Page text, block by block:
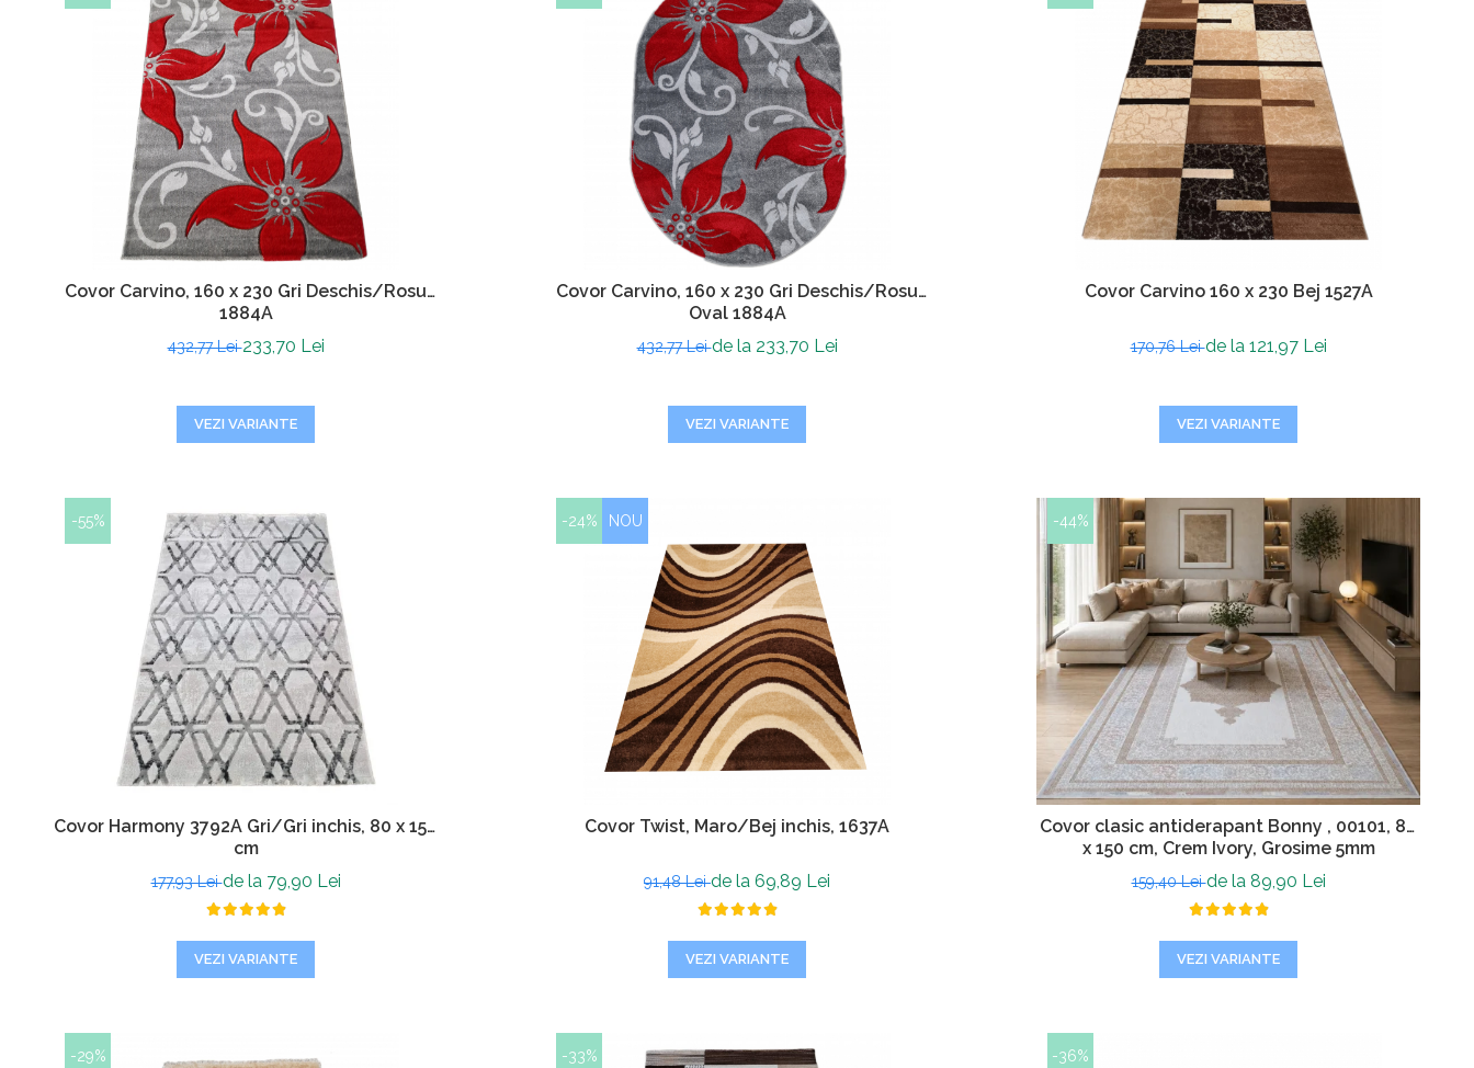
Covor Carvino, 160 x 230 Gri Deschis/Rosu
1884A
432,77 Lei233,70 Lei
VEZI VARIANTE
Covor Carvino, 160 x 230 Gri Deschis/Rosu
Oval 1884A
432,77 Leide la 233,70 Lei
VEZI VARIANTE
Covor Carvino 160 x 230 Bej 1527A
170,76 Leide la 121,97 Lei
VEZI VARIANTE
-55%
Covor Harmony 3792A Gri/Gri inchis, 80 x 150
cm
177,93 Leide la 79,90 Lei
VEZI VARIANTE
-24% NOU
Covor Twist, Maro/Bej inchis, 1637A
91,48 Leide la 69,89 Lei
VEZI VARIANTE
-44%
Covor clasic antiderapant Bonny , 00101, 80
x 150 cm, Crem Ivory, Grosime 5mm
159,40 Leide la 89,90 Lei
VEZI VARIANTE
-29% -33% -36%